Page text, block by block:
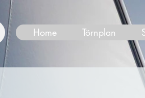
Home Törnplan